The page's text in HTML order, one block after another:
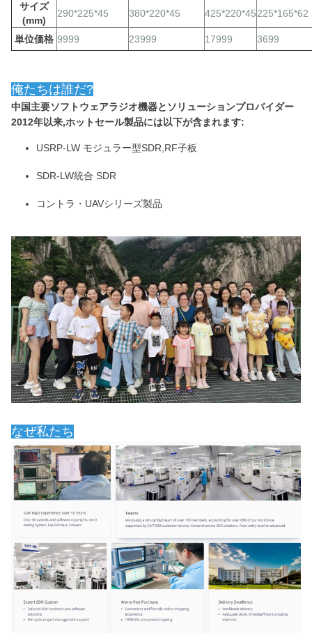
サイズ
(mm)
290*225*45 380*220*45 425*220*45225*165*62
単位価格 9999 23999 17999 3699
俺たちは誰だ?
中国主要ソフトウェアラジオ機器とソリューションプロバイダー
2012年以来,ホットセール製品には以下が含まれます:
USRP-LW モジュラー型SDR,RF子板
SDR-LW統合 SDR
コントラ・UAVシリーズ製品
なぜ私たち